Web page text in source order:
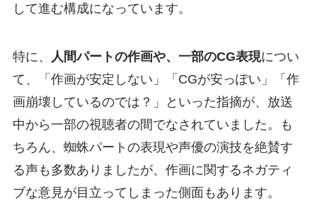
して進む構成になっています。
特に、 人間パートの作画や、一部のCG表現につい
て、「作画が安定しない」「CGが安っぽい」「作
画崩壊しているのでは？」といった指摘が、放送
中から一部の視聴者の間でなされていました。も
ちろん、蜘蛛パートの表現や声優の演技を絶賛す
る声も多数ありましたが、作画に関するネガティ
ブな意見が目立ってしまった側面もあります。